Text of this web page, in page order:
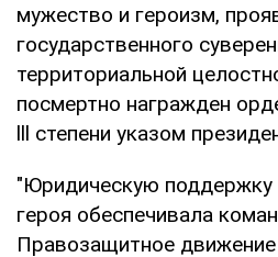
мужество и героизм,
государственного
территориальной
посмертно награжден
lll степени указом
"Юридическую поддержку
героя обеспечивала
Правозащитное движение